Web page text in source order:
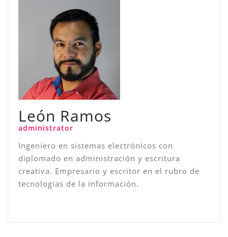
León Ramos
administrator
Ingeniero en sistemas electrónicos con
diplomado en administración y escritura
creativa. Empresario y escritor en el rubro de
tecnologías de la información.